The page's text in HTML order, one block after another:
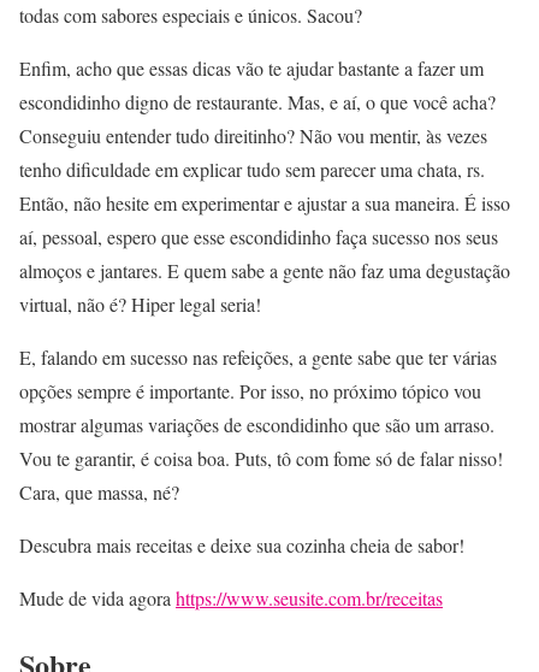
todas com sabores especiais e únicos. Sacou?
Enfim, acho que essas dicas vão te ajudar bastante a fazer um
escondidinho digno de restaurante. Mas, e aí, o que você acha?
Conseguiu entender tudo direitinho? Não vou mentir, às vezes
tenho dificuldade em explicar tudo sem parecer uma chata, rs.
Então, não hesite em experimentar e ajustar a sua maneira. É isso
aí, pessoal, espero que esse escondidinho faça sucesso nos seus
almoços e jantares. E quem sabe a gente não faz uma degustação
virtual, não é? Hiper legal seria!
E, falando em sucesso nas refeições, a gente sabe que ter várias
opções sempre é importante. Por isso, no próximo tópico vou
mostrar algumas variações de escondidinho que são um arraso.
Vou te garantir, é coisa boa. Puts, tô com fome só de falar nisso!
Cara, que massa, né?
Descubra mais receitas e deixe sua cozinha cheia de sabor!
Mude de vida agora https://www.seusite.com.br/receitas